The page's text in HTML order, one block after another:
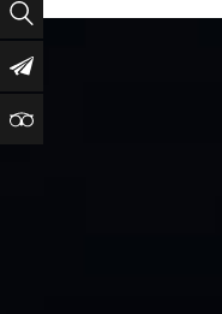
Vyhledat
Newsletter
TripAdvisor